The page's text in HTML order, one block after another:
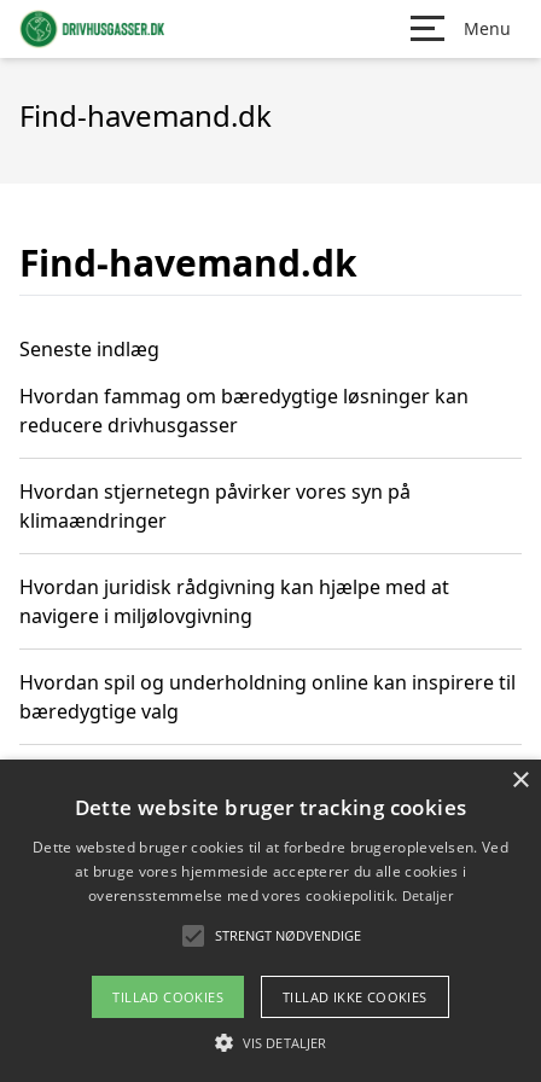
Menu
Find-havemand.dk
Find-havemand.dk
Seneste indlæg
Hvordan fammag om bæredygtige løsninger kan
reducere drivhusgasser
Hvordan stjernetegn påvirker vores syn på
klimaændringer
Hvordan juridisk rådgivning kan hjælpe med at
navigere i miljølovgivning
Hvordan spil og underholdning online kan inspirere til
bæredygtige valg
transport og nedbringe CO2-udledning
Copyright 2026 - Pilanto Aps
Om / kontakt
×
Dette website bruger tracking cookies
Dette websted bruger cookies til at forbedre brugeroplevelsen. Ved
at bruge vores hjemmeside accepterer du alle cookies i
overensstemmelse med vores cookiepolitik. Detaljer
STRENGT NØDVENDIGE
TILLAD COOKIES TILLAD IKKE COOKIES
VIS DETALJER